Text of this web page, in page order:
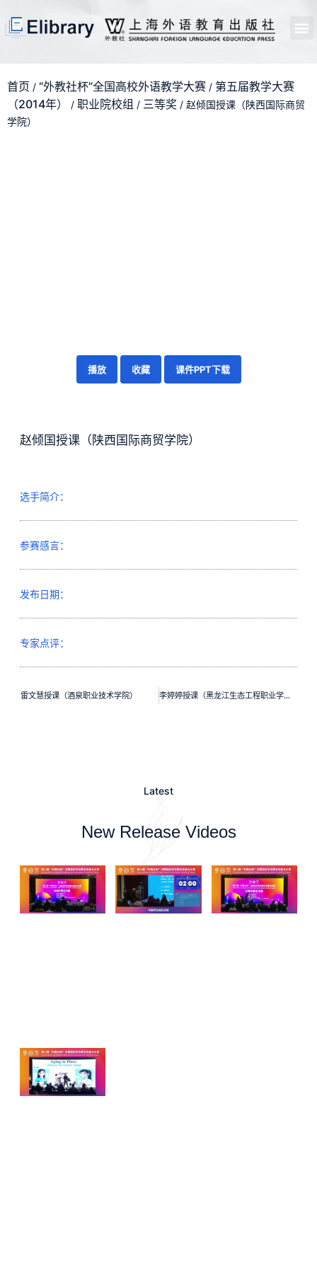
首页 / “外教社杯”全国高校外语教学大赛 / 第五届教学大赛
（2014年）
/ 职业院校组 / 三等奖 / 赵倾国授课（陕西国际商贸
学院）
播放 收藏 课件PPT下载
赵倾国授课（陕西国际商贸学院）
选手简介：
参赛感言：
发布日期：
专家点评：
雷文慧授课（酒泉职业技术学院） 李婷婷授课（黑龙江生态工程职业学院）
Latest
New Release Videos